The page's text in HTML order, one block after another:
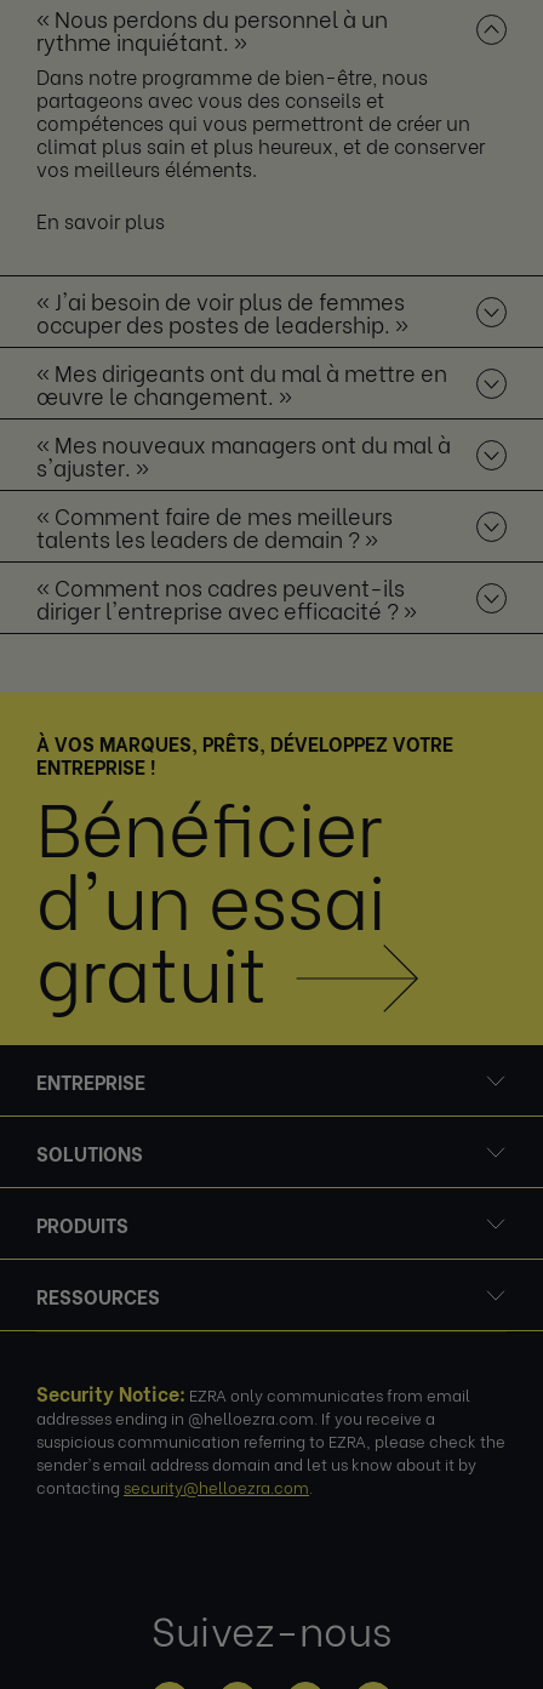
« Nous perdons du personnel à un
rythme inquiétant. »
Dans notre programme de bien-être, nous
partageons avec vous des conseils et
compétences qui vous permettront de créer un
climat plus sain et plus heureux, et de conserver
vos meilleurs éléments.
En savoir plus
« J'ai besoin de voir plus de femmes
occuper des postes de leadership. »
« Mes dirigeants ont du mal à mettre en
œuvre le changement. »
« Mes nouveaux managers ont du mal à
s'ajuster. »
« Comment faire de mes meilleurs
talents les leaders de demain ? »
« Comment nos cadres peuvent-ils
diriger l'entreprise avec efficacité ? »
À VOS MARQUES, PRÊTS, DÉVELOPPEZ VOTRE
ENTREPRISE !
Bénéficier
d'un essai
gratuit
ENTREPRISE
SOLUTIONS
PRODUITS
RESSOURCES
Security Notice: EZRA only communicates from email
addresses ending in @helloezra.com. If you receive a
suspicious communication referring to EZRA, please check the
sender's email address domain and let us know about it by
contacting security@helloezra.com
Suivez-nous